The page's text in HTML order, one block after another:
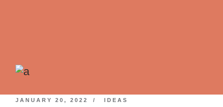
JANUARY 20, 2022 IDEAS